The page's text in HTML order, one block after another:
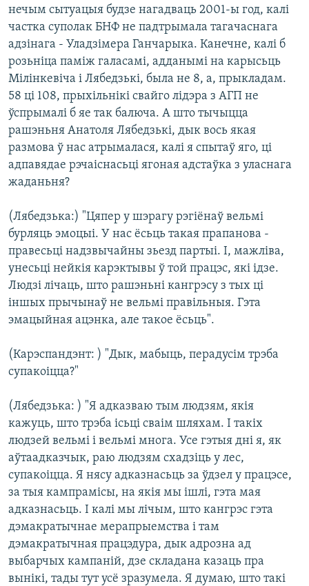
нечым сытуацыя будзе нагадваць 2001-ы год, калі
частка суполак БНФ не падтрымала тагачаснага
адзінага - Уладзімера Ганчарыка. Канечне, калі б
розьніца паміж галасамі, адданымі на карысьць
Мілінкевіча і Лябедзькі, была не 8, а, прыкладам.
58 ці 108, прыхільнікі свайго лідэра з АГП не
ўспрымалі б яе так балюча. А што тычыцца
рашэньня Анатоля Лябедзькі, дык вось якая
размова ў нас атрымалася, калі я спытаў яго, ці
адпавядае рэчаіснасьці ягоная адстаўка з уласнага
жаданьня?
(Лябедзька:) "Цяпер у шэрагу рэгіёнаў вельмі
бурляць эмоцыі. У нас ёсьць такая прапанова -
правесьці надзвычайны зьезд партыі. І, мажліва,
унесьці нейкія карэктывы ў той працэс, які ідзе.
Людзі лічаць, што рашэньні кангрэсу з тых ці
іншых прычынаў не вельмі правільныя. Гэта
эмацыйная ацэнка, але такое ёсьць".
(Карэспандэнт: ) "Дык, мабыць, перадусім трэба
супакоіцца?"
(Лябедзька: ) "Я адказваю тым людзям, якія
кажуць, што трэба ісьці сваім шляхам. І такіх
людзей вельмі і вельмі многа. Усе гэтыя дні я, як
аўтаадказчык, раю людзям схадзіць у лес,
супакоіцца. Я нясу адказнасьць за ўдзел у працэсе,
за тыя кампрамісы, на якія мы ішлі, гэта мая
адказнасьць. І калі мы лічым, што кангрэс гэта
дэмакратычнае мерапрыемства і там
дэмакратычная працэдура, дык адрозна ад
выбарчых кампаній, дзе складана казаць пра
вынікі, тады тут усё зразумела. Я думаю, што такі